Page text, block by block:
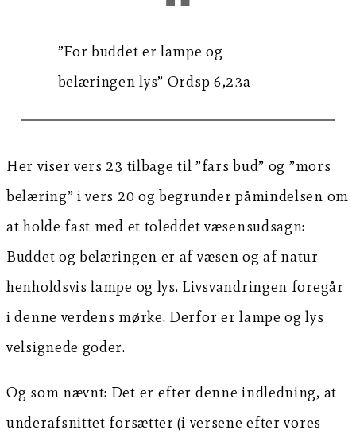
”For buddet er lampe og
belæringen lys” Ordsp 6,23a
Her viser vers 23 tilbage til ”fars bud” og ”mors
belæring” i vers 20 og begrunder påmindelsen om
at holde fast med et toleddet væsensudsagn:
Buddet og belæringen er af væsen og af natur
henholdsvis lampe og lys. Livsvandringen foregår
i denne verdens mørke. Derfor er lampe og lys
velsignede goder.
Og som nævnt: Det er efter denne indledning, at
underafsnittet forsætter (i versene efter vores